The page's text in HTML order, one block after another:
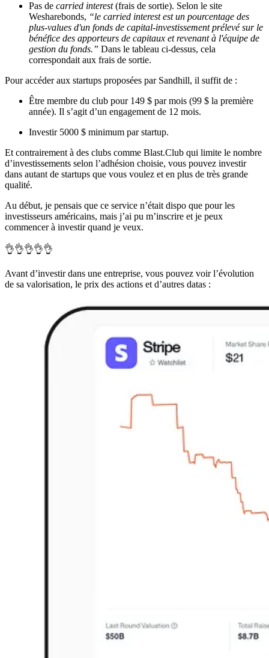
Pas de carried interest(frais de sortie). Selon le site
Wesharebonds, “le carried interest est un pourcentage des
plus-values d'un fonds de capital-investissement prélevé sur le
bénéfice des apporteurs de capitaux et revenant à l'équipe de
gestion du fonds.” Dans le tableau ci-dessus, cela
correspondait aux frais de sortie.
Pour accéder aux startups proposées par Sandhill, il suffit de :
Être membre du club pour 149 $ par mois (99 $ la première
année). Il s’agit d’un engagement de 12 mois.
Investir 5000 $ minimum par startup.
Et contrairement à des clubs comme Blast.Club qui limite le nombre
d’investissements selon l’adhésion choisie, vous pouvez investir
dans autant de startups que vous voulez et en plus de très grande
qualité.
Au début, je pensais que ce service n’était dispo que pour les
investisseurs américains, mais j’ai pu m’inscrire et je peux
commencer à investir quand je veux.
👌👌👌👌👌
Avant d’investir dans une entreprise, vous pouvez voir l’évolution
de sa valorisation, le prix des actions et d’autres datas :